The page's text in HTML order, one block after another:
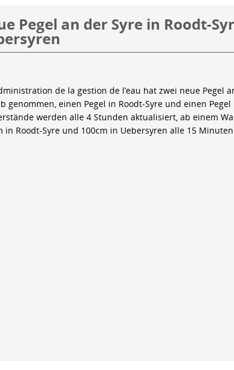
Pegel an der Syre in Roodt-
de la gestion de l’eau hat zwei neue Pegel
genommen, einen Pegel in Roodt-Syre und einen
werden alle 4 Stunden aktualisiert, ab einem
in Roodt-Syre und 100cm in Uebersyren alle 15